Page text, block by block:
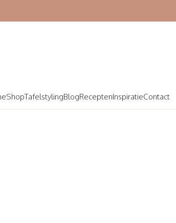
ShopTafelstylingBlogReceptenInspiratieContact